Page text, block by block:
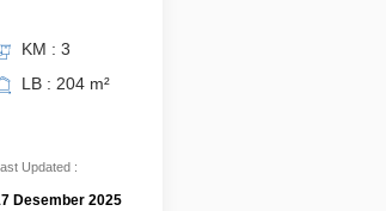
KM : 3
LB : 204 m²
Updated :
Desember 2025